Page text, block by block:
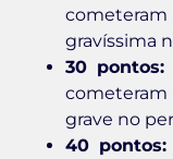
gravíssima
30 pontos:
grave no
40 pontos: